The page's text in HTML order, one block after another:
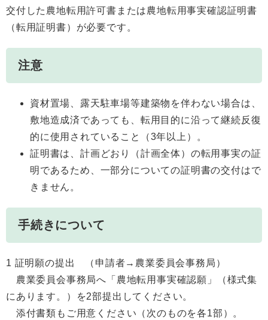
交付した農地転用許可書または農地転用事実確認証明書
（転用証明書）が必要です。
注意
資材置場、露天駐車場等建築物を伴わない場合は、
敷地造成済であっても、転用目的に沿って継続反復
的に使用されていること（3年以上）。
証明書は、計画どおり（計画全体）の転用事実の証
明であるため、一部分についての証明書の交付はで
きません。
手続きについて
1 証明願の提出 （申請者→農業委員会事務局）
農業委員会事務局へ「農地転用事実確認願」（様式集
にあります。）を2部提出してください。
添付書類もご用意ください（次のものを各1部）。